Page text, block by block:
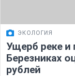
ЭКОЛОГИЯ
Ущерб реке и
Березниках
рублей